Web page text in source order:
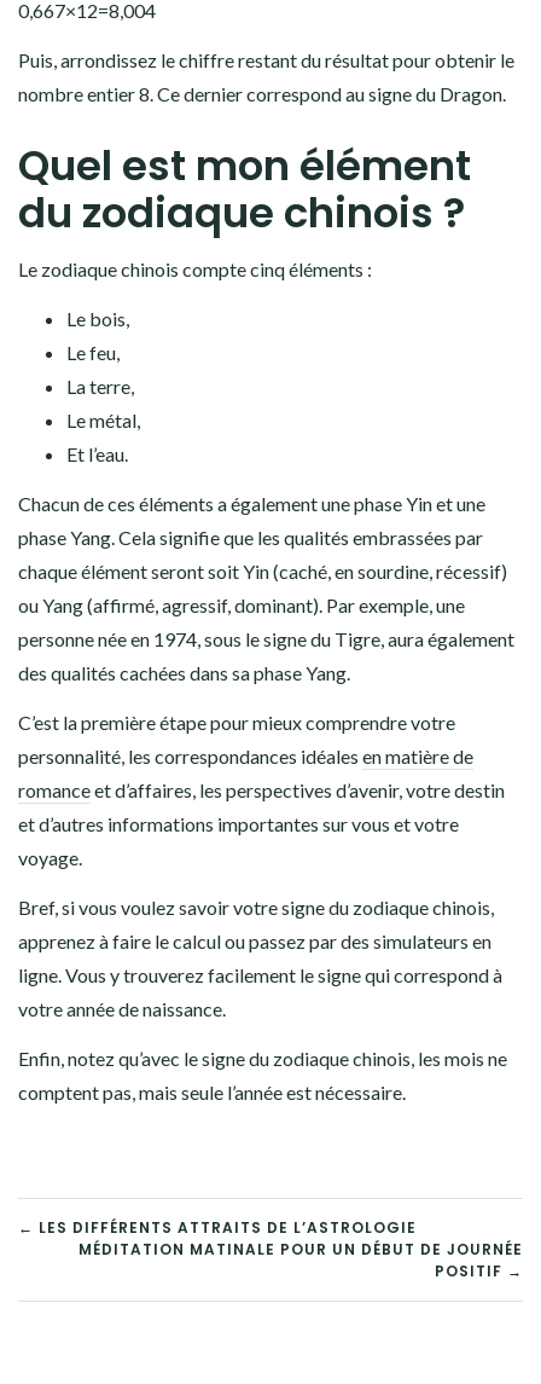
0,667×12=8,004
Puis, arrondissez le chiffre restant du résultat pour obtenir le
nombre entier 8. Ce dernier correspond au signe du Dragon.
Quel est mon élément
du zodiaque chinois ?
Le zodiaque chinois compte cinq éléments :
Le bois,
Le feu,
La terre,
Le métal,
Et l’eau.
Chacun de ces éléments a également une phase Yin et une
phase Yang. Cela signifie que les qualités embrassées par
chaque élément seront soit Yin (caché, en sourdine, récessif)
ou Yang (affirmé, agressif, dominant). Par exemple, une
personne née en 1974, sous le signe du Tigre, aura également
des qualités cachées dans sa phase Yang.
C’est la première étape pour mieux comprendre votre
personnalité, les correspondances idéales en matière de
romanceet d’affaires, les perspectives d’avenir, votre destin
et d’autres informations importantes sur vous et votre
voyage.
Bref, si vous voulez savoir votre signe du zodiaque chinois,
apprenez à faire le calcul ou passez par des simulateurs en
ligne. Vous y trouverez facilement le signe qui correspond à
votre année de naissance.
Enfin, notez qu’avec le signe du zodiaque chinois, les mois ne
comptent pas, mais seule l’année est nécessaire.
NAVIGATION
DE
← LES DIFFÉRENTS ATTRAITS DE L’ASTROLOGIE
MÉDITATION MATINALE POUR UN DÉBUT DE JOURNÉE
POSITIF →